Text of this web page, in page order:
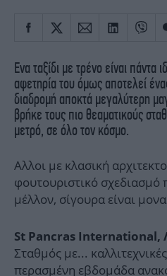
NEWSLETTER
Ενα ταξίδι με τρένο είναι πάντα
αφετηρία του όμως αποτελεί
διαδρομή αποκτά μεγαλύτερη
βρήκε τους πιο θεαματικούς
μετρό, σε όλο τον κόσμο.
Αλλοι με κλασική
φουτουριστικό σχεδιασμό
μέλλον, σίγουρα είναι
St Pancras International,
Σταθμός με...
περασμένη εβδομάδα